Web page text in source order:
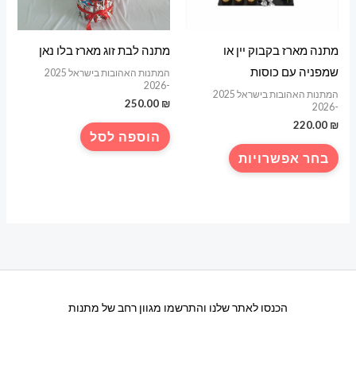
בעמוד
מתנה מארז בקבוק יין או
שמפניה עם כוסות
המתנות האהובות בישראל 2025
-2026
220.00 ₪
בחר אפשרויות
מתנה לבת זוג מארז בלו נאן
המתנות האהובות בישראל 2025
-2026
250.00 ₪
הוספה לסל
הכנסו לאתר שלנו והתרשמו מגוון רחב של מתנות